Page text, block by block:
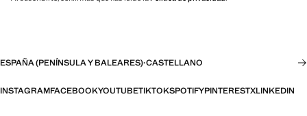
ESPAÑA (PENÍNSULA Y BALEARES)·CASTELLANO
INSTAGRAMFACEBOOKYOUTUBETIKTOKSPOTIFYPINTERESTXLINKEDIN